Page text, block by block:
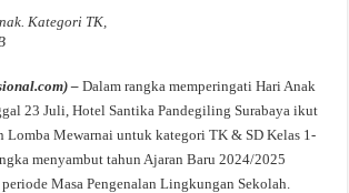
Kategori TK,
– Dalam rangka memperingati Hari Anak
23 Juli, Hotel Santika Pandegiling Surabaya ikut
Lomba Mewarnai untuk kategori TK & SD Kelas 1-
menyambut tahun Ajaran Baru 2024/2025
Masa Pengenalan Lingkungan Sekolah.